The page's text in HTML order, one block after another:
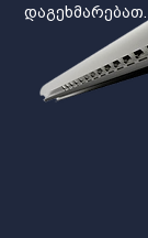
დაგეხმარებათ.